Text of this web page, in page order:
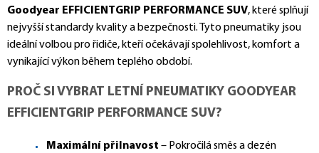
Goodyear EFFICIENTGRIP PERFORMANCE SUV, které splňují
nejvyšší standardy kvality a bezpečnosti. Tyto pneumatiky jsou
ideální volbou pro řidiče, kteří očekávají spolehlivost, komfort a
vynikající výkon během teplého období.
PROČ SI VYBRAT LETNÍ PNEUMATIKY GOODYEAR
EFFICIENTGRIP PERFORMANCE SUV?
Maximální přilnavost – Pokročilá směs a dezén